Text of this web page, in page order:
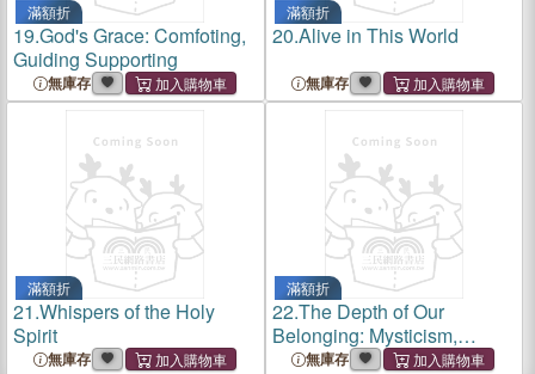
滿額折
19.God's Grace: Comfoting,
Guiding Supporting
無庫存
滿額折
20.Alive in This World
無庫存
滿額折
21.Whispers of the Holy
Spirit
無庫存
滿額折
22.The Depth of Our
Belonging: Mysticism,
Physics and Healing
無庫存